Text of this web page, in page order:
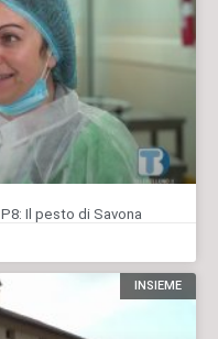
Il pesto di Savona
INSIEME